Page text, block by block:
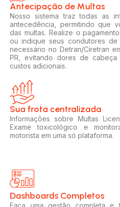
Antecipação de Multas
Nosso sistema traz todas as
antecedência, permitindo que
das multas. Realize o
ou indique seus condutores
necessário no Detran/Ciretran
PR, evitando dores de
custos adicionais.
Sua frota centralizada​
Informações sobre Multas
Exame toxicológico e
motorista em uma só plataforma.
Dashboards Completos​​
Faça uma gestão completa e